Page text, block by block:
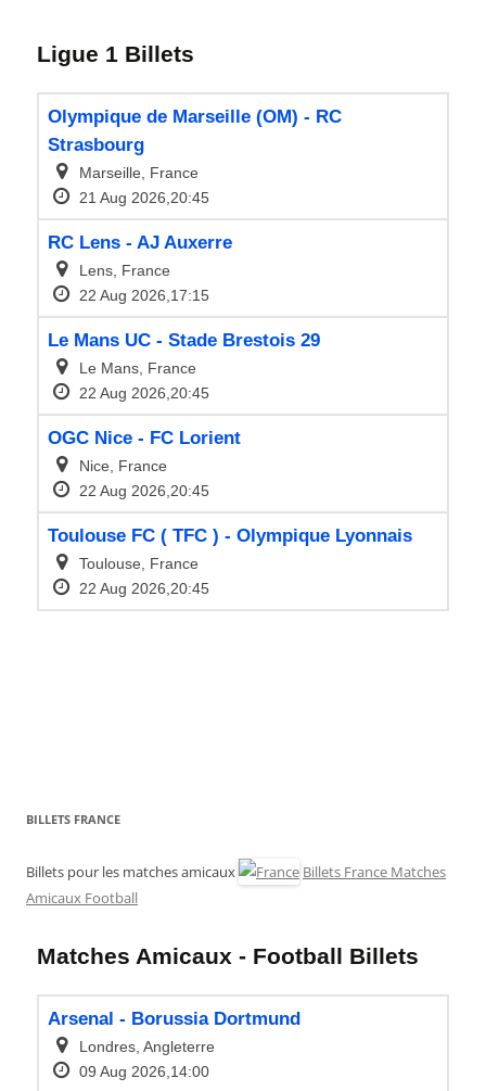
BILLETS FRANCE
Billets pour les matches amicaux
Billets France Matches
Amicaux Football